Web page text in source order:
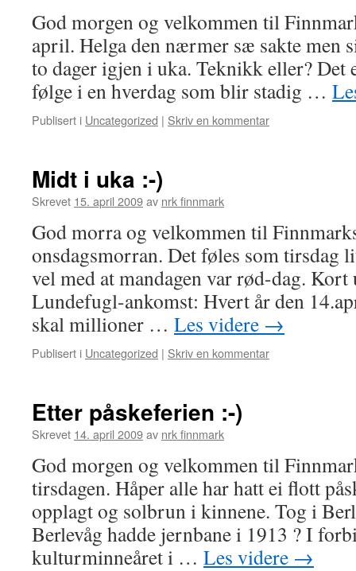
God morgen og velkommen til
april. Helga den nærmer sæ sakte men
to dager igjen i uka. Teknikk eller? Det
følge i en hverdag som blir stadig …
Publisert i Uncategorized | Skriv en kommentar
Midt i uka :-)
Skrevet 15. april 2009av nrk finnmark
God morra og velkommen til
onsdagsmorran. Det føles som tirsdag
vel med at mandagen var rød-dag.
Lundefugl-ankomst: Hvert år den
skal millioner … Les videre →
Publisert i Uncategorized | Skriv en kommentar
Etter påskeferien :-)
Skrevet 14. april 2009av nrk finnmark
God morgen og velkommen til
tirsdagen. Håper alle har hatt ei flott
opplagt og solbrun i kinnene. Tog i
Berlevåg hadde jernbane i 1913 ? I
kulturminneåret i … Les videre →